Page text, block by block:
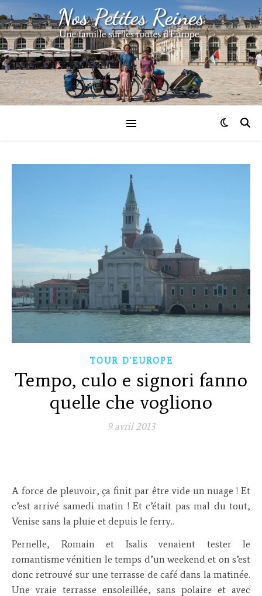
TOUR D'EUROPE
Tempo, culo e signori fanno
quelle che vogliono
9 avril 2013
A force de pleuvoir, ça finit par être vide un nuage ! Et
c’est arrivé samedi matin ! Et c’était pas mal du tout,
Venise sans la pluie et depuis le ferry..
Pernelle, Romain et Isalis venaient tester le
romantisme vénitien le temps d’un weekend et on s’est
donc retrouvé sur une terrasse de café dans la matinée.
Une vraie terrasse ensoleillée, sans polaire et avec